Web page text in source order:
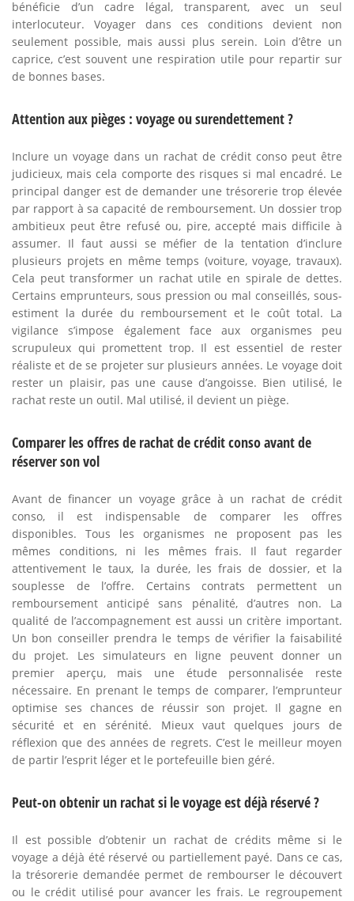
bénéficie d’un cadre légal, transparent, avec un seul
interlocuteur. Voyager dans ces conditions devient non
seulement possible, mais aussi plus serein. Loin d’être un
caprice, c’est souvent une respiration utile pour repartir sur
de bonnes bases.
Attention aux pièges : voyage ou surendettement ?
Inclure un voyage dans un rachat de crédit conso peut être
judicieux, mais cela comporte des risques si mal encadré. Le
principal danger est de demander une trésorerie trop élevée
par rapport à sa capacité de remboursement. Un dossier trop
ambitieux peut être refusé ou, pire, accepté mais difficile à
assumer. Il faut aussi se méfier de la tentation d’inclure
plusieurs projets en même temps (voiture, voyage, travaux).
Cela peut transformer un rachat utile en spirale de dettes.
Certains emprunteurs, sous pression ou mal conseillés, sous-
estiment la durée du remboursement et le coût total. La
vigilance s’impose également face aux organismes peu
scrupuleux qui promettent trop. Il est essentiel de rester
réaliste et de se projeter sur plusieurs années. Le voyage doit
rester un plaisir, pas une cause d’angoisse. Bien utilisé, le
rachat reste un outil. Mal utilisé, il devient un piège.
Comparer les offres de rachat de crédit conso avant de
réserver son vol
Avant de financer un voyage grâce à un rachat de crédit
conso, il est indispensable de comparer les offres
disponibles. Tous les organismes ne proposent pas les
mêmes conditions, ni les mêmes frais. Il faut regarder
attentivement le taux, la durée, les frais de dossier, et la
souplesse de l’offre. Certains contrats permettent un
remboursement anticipé sans pénalité, d’autres non. La
qualité de l’accompagnement est aussi un critère important.
Un bon conseiller prendra le temps de vérifier la faisabilité
du projet. Les simulateurs en ligne peuvent donner un
premier aperçu, mais une étude personnalisée reste
nécessaire. En prenant le temps de comparer, l’emprunteur
optimise ses chances de réussir son projet. Il gagne en
sécurité et en sérénité. Mieux vaut quelques jours de
réflexion que des années de regrets. C’est le meilleur moyen
de partir l’esprit léger et le portefeuille bien géré.
Peut-on obtenir un rachat si le voyage est déjà réservé ?
Il est possible d’obtenir un rachat de crédits même si le
voyage a déjà été réservé ou partiellement payé. Dans ce cas,
la trésorerie demandée permet de rembourser le découvert
ou le crédit utilisé pour avancer les frais. Le regroupement